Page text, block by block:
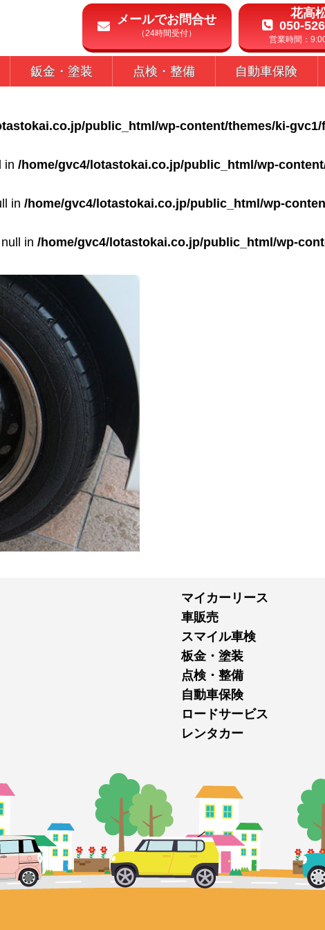
メールでお問合せ
（24時間受付）
花高
050-
営業時間：
鈑金・塗装 点検・整備 自動車保険
public_html/wp-content/themes/ki-
in /home/gvc4/lotastokai.co.jp/public_html/wp-
in /home/gvc4/lotastokai.co.jp/public_html/wp-
in /home/gvc4/lotastokai.co.jp/public_html/wp-
マイカーリース
車販売
スマイル車検
板金・塗装
点検・整備
自動車保険
ロードサービス
レンタカー